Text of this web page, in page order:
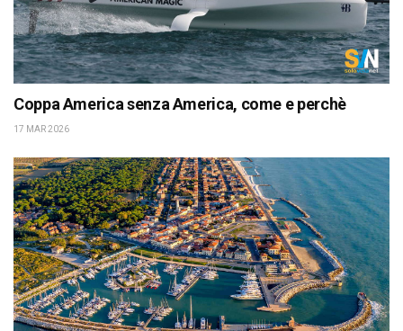
Coppa America senza America, come e perchè
17 MAR 2026